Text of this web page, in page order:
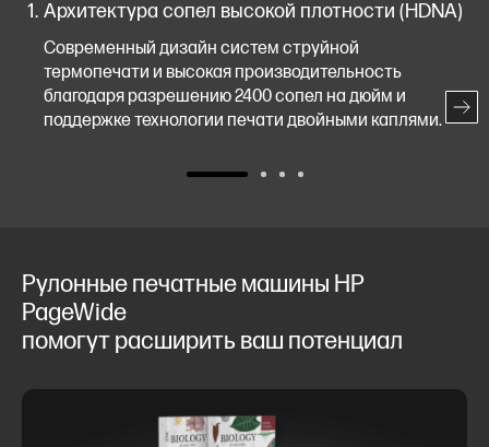
Архитектура сопел высокой плотности (HDNA)
Современный дизайн систем струйной
термопечати и высокая производительность
благодаря разрешению 2400 сопел на дюйм и
поддержке технологии печати двойными каплями.
Рулонные печатные машины HP
PageWide
помогут расширить ваш потенциал